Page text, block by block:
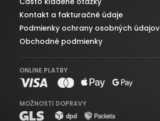
Kontakt a fakturačné údaje
Podmienky ochrany osobných údajov
Obchodné podmienky
ONLINE PLATBY
MOŽNOSTI DOPRAVY